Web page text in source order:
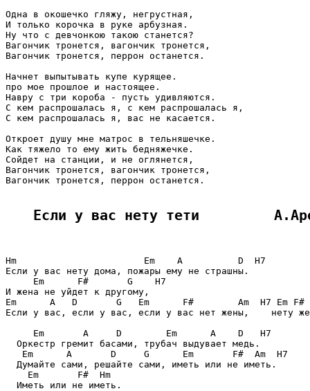
Одна в окошечко гляжу, негрустная,
И только корочка в руке арбузная.
Ну что с девчонкою такою станется?
Вагончик тронется, вагончик тронется,
Вагончик тронется, перрон останется.
Начнет выпытывать купе курящее.
про мое прошлое и настоящее.
Навру с три короба - пусть удивляются.
С кем распрошалась я, с кем распрошалась я,
С кем распрошалась я, вас не касается.
Откроет душу мне матрос в тельняшечке.
Как тяжело то ему жить бедняжечке.
Сойдет на станции, и не оглянется,
Вагончик тронется, вагончик тронется,
Вагончик тронется, перрон останется.
Если у вас нету тети
Hm                       Em    A          D  H7
Если у вас нету дома, пожары ему не страшны.
     Em      F#       G    H7
И жена не уйдет к другому,
Em      A   D       G   Em      F#        Am  H7 Em F#
Если у вас, если у вас, если у вас нет жены,    нету
     Em       A     D        Em      A    D   H7
  Оркестр гремит басами, трубач выдувает медь.
   Em      A       D     G      Em       F#  Am  H7
  Думайте сами, решайте сами, иметь или не иметь.
    Em       F#  Hm
  Иметь или не иметь.